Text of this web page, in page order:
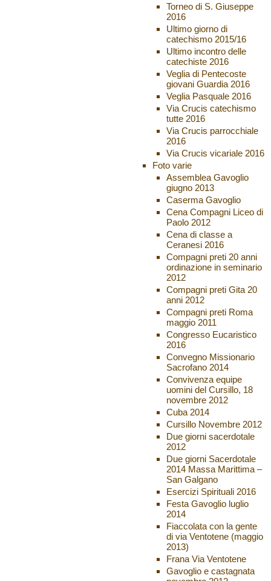
Torneo di S. Giuseppe
2016
Ultimo giorno di
catechismo 2015/16
Ultimo incontro delle
catechiste 2016
Veglia di Pentecoste
giovani Guardia 2016
Veglia Pasquale 2016
Via Crucis catechismo
tutte 2016
Via Crucis parrocchiale
2016
Via Crucis vicariale 2016
Foto varie
Assemblea Gavoglio
giugno 2013
Caserma Gavoglio
Cena Compagni Liceo di
Paolo 2012
Cena di classe a
Ceranesi 2016
Compagni preti 20 anni
ordinazione in seminario
2012
Compagni preti Gita 20
anni 2012
Compagni preti Roma
maggio 2011
Congresso Eucaristico
2016
Convegno Missionario
Sacrofano 2014
Convivenza equipe
uomini del Cursillo, 18
novembre 2012
Cuba 2014
Cursillo Novembre 2012
Due giorni sacerdotale
2012
Due giorni Sacerdotale
2014 Massa Marittima –
San Galgano
Esercizi Spirituali 2016
Festa Gavoglio luglio
2014
Fiaccolata con la gente
di via Ventotene (maggio
2013)
Frana Via Ventotene
Gavoglio e castagnata